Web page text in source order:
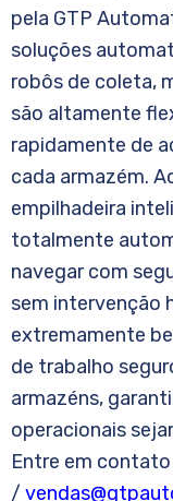
pela GTP
soluções
robôs de coleta,
são altamente
rapidamente de
cada armazém.
empilhadeira
totalmente
navegar com
sem intervenção
extremamente
de trabalho
armazéns,
operacionais
Entre em
/